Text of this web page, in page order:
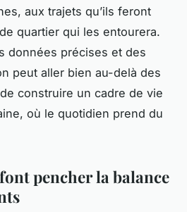
aux trajets qu’ils feront
quartier qui les entourera.
données précises et des
peut aller bien au-delà des
construire un cadre de vie
où le quotidien prend du
pencher la balance